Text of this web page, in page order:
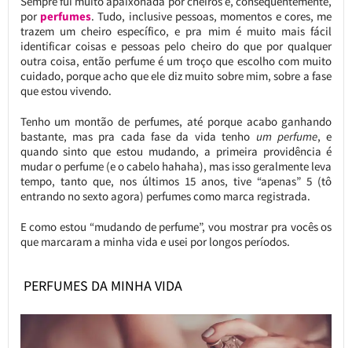
porperfumes. Tudo, inclusive pessoas, momentos e cores, me
trazem um cheiro específico, e pra mim é muito mais fácil
identificar coisas e pessoas pelo cheiro do que por qualquer
outra coisa, então perfume é um troço que escolho com muito
cuidado, porque acho que ele diz muito sobre mim, sobre a fase
que estou vivendo.
Tenho um montão de perfumes, até porque acabo ganhando
bastante, mas pra cada fase da vida tenho um perfume, e
quando sinto que estou mudando, a primeira providência é
mudar o perfume (e o cabelo hahaha), mas isso geralmente leva
tempo, tanto que, nos últimos 15 anos, tive “apenas” 5 (tô
entrando no sexto agora) perfumes como marca registrada.
E como estou “mudando de perfume”, vou mostrar pra vocês os
que marcaram a minha vida e usei por longos períodos.
PERFUMES DA MINHA VIDA